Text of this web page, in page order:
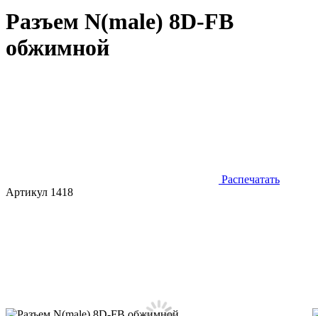
Разъем N(male) 8D-FB
обжимной
Распечатать
Артикул 1418